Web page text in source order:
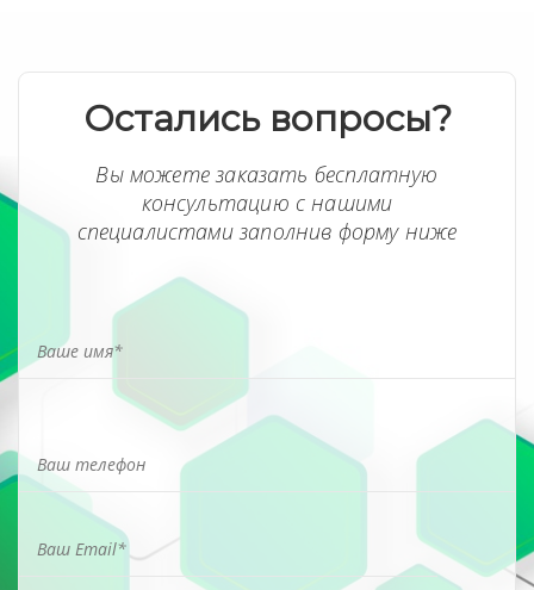
Остались вопросы?
Вы можете заказать бесплатную
консультацию с нашими
специалистами заполнив форму ниже